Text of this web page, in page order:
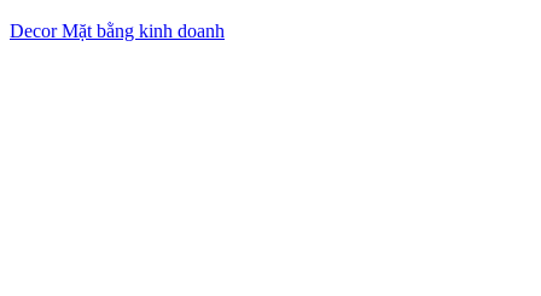
Decor Mặt bằng kinh doanh